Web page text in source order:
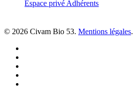
Espace privé Adhérents
© 2026 Civam Bio 53. Mentions légales.